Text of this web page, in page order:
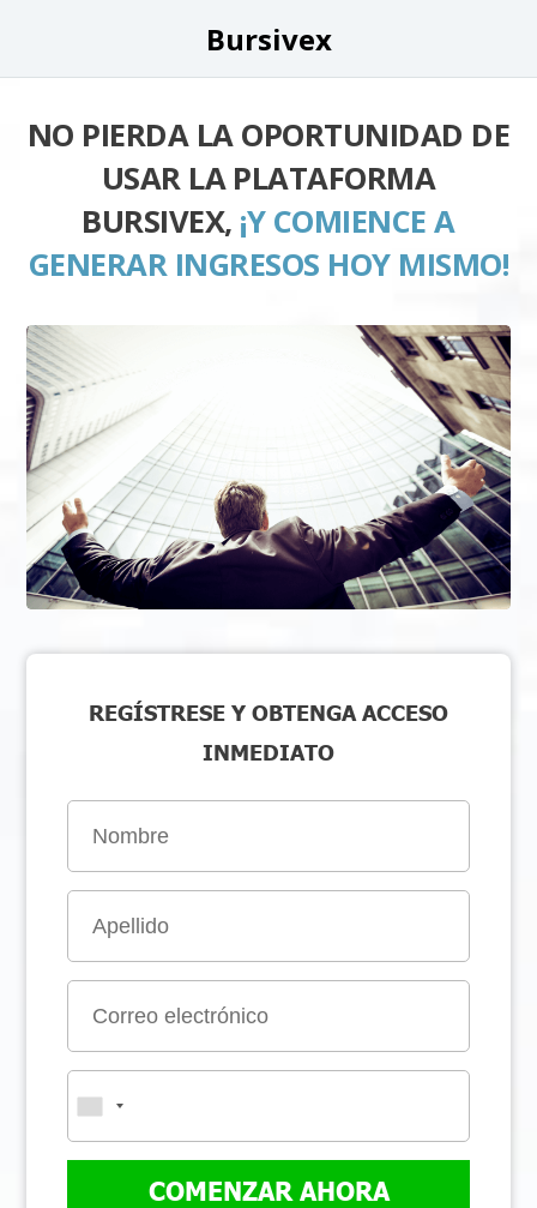
Bursivex
NO PIERDA LA OPORTUNIDAD DE
USAR LA PLATAFORMA
BURSIVEX, ¡Y COMIENCE A
GENERAR INGRESOS HOY MISMO!
REGÍSTRESE Y OBTENGA ACCESO
INMEDIATO
COMENZAR AHORA